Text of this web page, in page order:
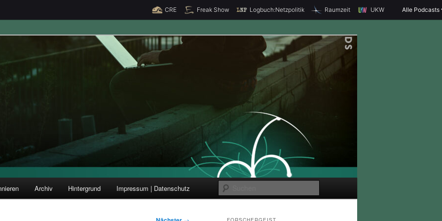
CRE Freak Show Logbuch:Netzpolitik Raumzeit UKW Alle Podcasts
und Forschung
u
Archiv Hintergrund Impressum | Datenschutz